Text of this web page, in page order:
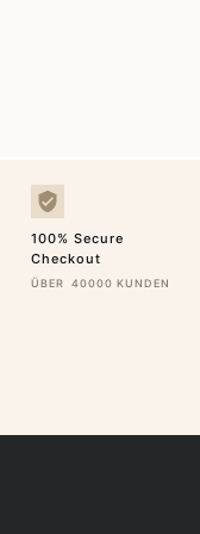
100% Secure
Checkout
ÜBER 40000 KUNDEN